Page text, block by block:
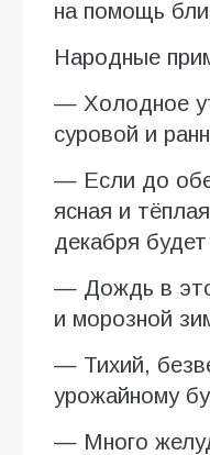
на помощь
Народные
— Холодное
суровой и
— Если до
ясная и
декабря будет
— Дождь в
и морозной
— Тихий,
урожайному
— Много